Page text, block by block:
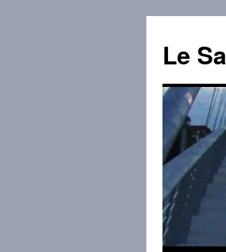
contenu
Le